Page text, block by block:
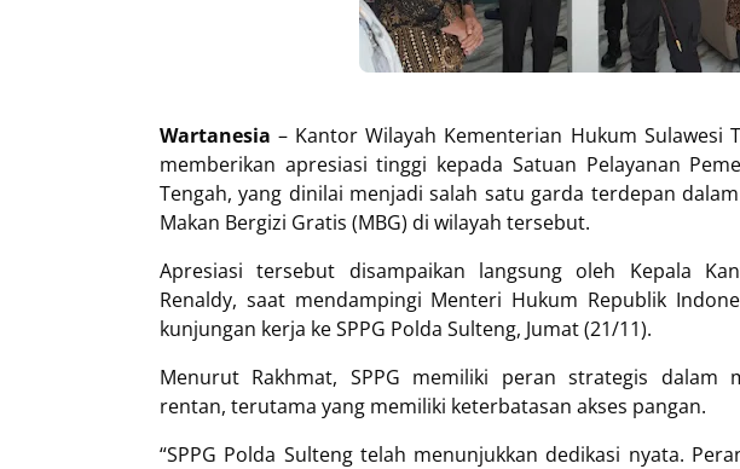
Wartanesia – Kantor Wilayah Kementerian Hukum Sulawesi
memberikan apresiasi tinggi kepada Satuan Pelayanan
Tengah, yang dinilai menjadi salah satu garda terdepan
Makan Bergizi Gratis (MBG) di wilayah tersebut.
Apresiasi tersebut disampaikan langsung oleh Kepala
Renaldy, saat mendampingi Menteri Hukum Republik
kunjungan kerja ke SPPG Polda Sulteng, Jumat (21/11).
Menurut Rakhmat, SPPG memiliki peran strategis dalam
rentan, terutama yang memiliki keterbatasan akses pangan.
“SPPG Polda Sulteng telah menunjukkan dedikasi nyata.